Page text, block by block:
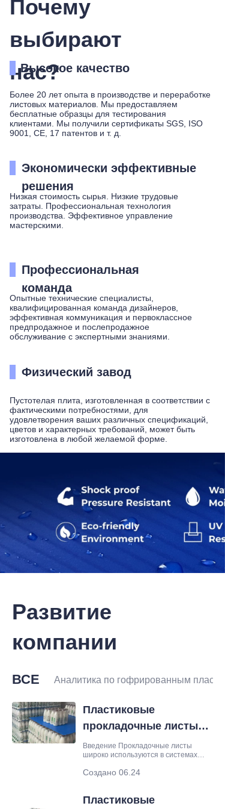
Почему
выбирают
нас?
Высокое качество
Более 20 лет опыта в производстве и переработке
листовых материалов. Мы предоставляем
бесплатные образцы для тестирования
клиентами. Мы получили сертификаты SGS, ISO
9001, CE, 17 патентов и т. д.
Профессиональная
команда
Опытные технические специалисты,
квалифицированная команда дизайнеров,
эффективная коммуникация и первоклассное
предпродажное и послепродажное
обслуживание с экспертными знаниями.
Экономически эффективные
решения
Низкая стоимость сырья. Низкие трудовые
затраты. Профессиональная технология
производства. Эффективное управление
мастерскими.
Физический завод
Пустотелая плита, изготовленная в соответствии с
фактическими потребностями, для
удовлетворения ваших различных спецификаций,
цветов и характерных требований, может быть
изготовлена в любой желаемой форме.
Развитие
компании
ВСЕ Аналитика по гофрированным
Пластиковые
прокладочные листы
против картонных
прокладочных листов:
что лучше для
Введение Прокладочные листы
широко используются в системах
разделения продуктов, повышения
транспортировки. Картонные
Создано 06.24
Пластиковые